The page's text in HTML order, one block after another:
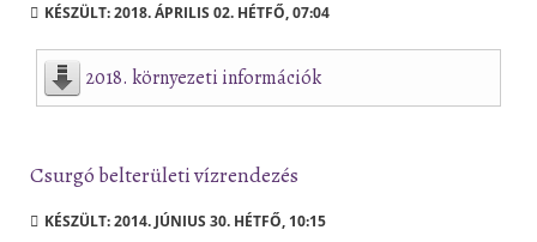
KÉSZÜLT: 2018. ÁPRILIS 02. HÉTFŐ, 07:04
2018. környezeti információk
Csurgó belterületi vízrendezés
KÉSZÜLT: 2014. JÚNIUS 30. HÉTFŐ, 10:15